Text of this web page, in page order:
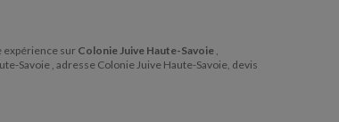
expérience surColonie Juive Haute-Savoie ,
Savoie , adresse Colonie Juive Haute-Savoie, devis